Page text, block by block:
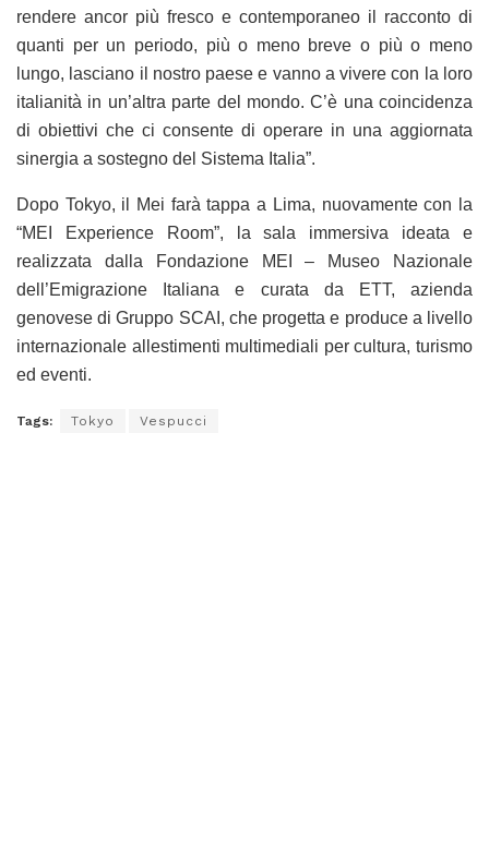
rendere ancor più fresco e contemporaneo il racconto di
quanti per un periodo, più o meno breve o più o meno
lungo, lasciano il nostro paese e vanno a vivere con la loro
italianità in un’altra parte del mondo. C’è una coincidenza
di obiettivi che ci consente di operare in una aggiornata
sinergia a sostegno del Sistema Italia”.
Dopo Tokyo, il Mei farà tappa a Lima, nuovamente con la
“MEI Experience Room”, la sala immersiva ideata e
realizzata dalla Fondazione MEI – Museo Nazionale
dell’Emigrazione Italiana e curata da ETT, azienda
genovese di Gruppo SCAI, che progetta e produce a livello
internazionale allestimenti multimediali per cultura, turismo
ed eventi.
Tags: Tokyo Vespucci